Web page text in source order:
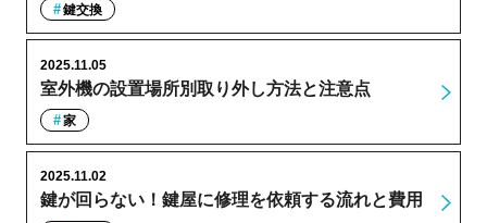
鍵交換
室外機の設置場所別取り外し方法と注意点
2025.11.05
家
鍵が回らない！鍵屋に修理を依頼する流れと費用
2025.11.02